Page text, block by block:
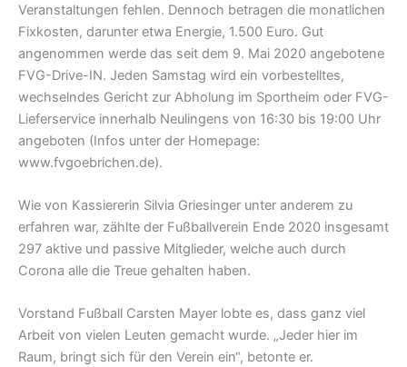
Veranstaltungen fehlen. Dennoch betragen die monatlichen
Fixkosten, darunter etwa Energie, 1.500 Euro. Gut
angenommen werde das seit dem 9. Mai 2020 angebotene
FVG-Drive-IN. Jeden Samstag wird ein vorbestelltes,
wechselndes Gericht zur Abholung im Sportheim oder FVG-
Lieferservice innerhalb Neulingens von 16:30 bis 19:00 Uhr
angeboten (Infos unter der Homepage:
www.fvgoebrichen.de).
Wie von Kassiererin Silvia Griesinger unter anderem zu
erfahren war, zählte der Fußballverein Ende 2020 insgesamt
297 aktive und passive Mitglieder, welche auch durch
Corona alle die Treue gehalten haben.
Vorstand Fußball Carsten Mayer lobte es, dass ganz viel
Arbeit von vielen Leuten gemacht wurde. „Jeder hier im
Raum, bringt sich für den Verein ein“, betonte er.